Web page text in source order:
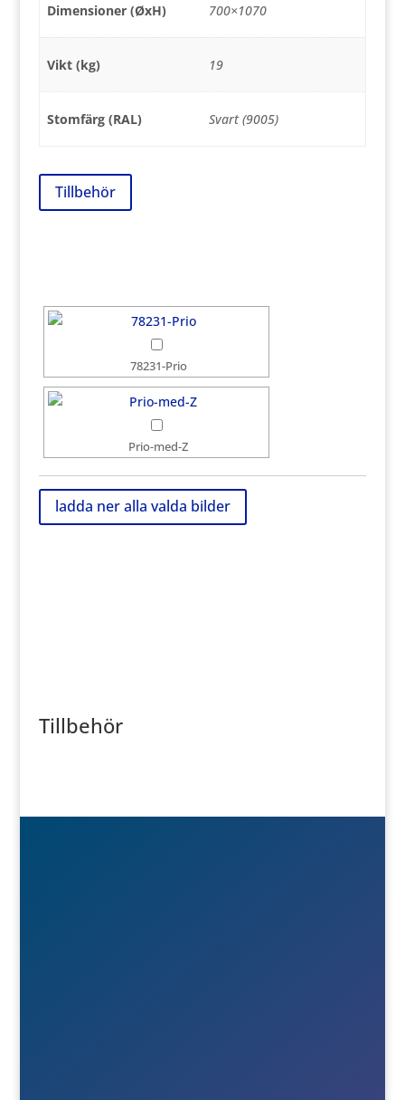
Dimensioner (ØxH) 700×1070
Vikt (kg) 19
Stomfärg (RAL) Svart (9005)
Tillbehör
78231-Prio
Prio-med-Z
Tillbehör